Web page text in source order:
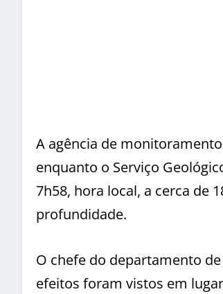
A agência de
enquanto o Serviço
7h58, hora local, a cerca de
profundidade.
O chefe do departamento
efeitos foram vistos em